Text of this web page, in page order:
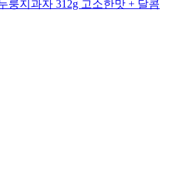
룽지과자 312g 고소한맛 + 달콤